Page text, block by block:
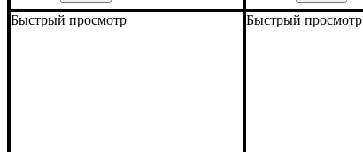
Быстрый просмотр Быстрый просмотр